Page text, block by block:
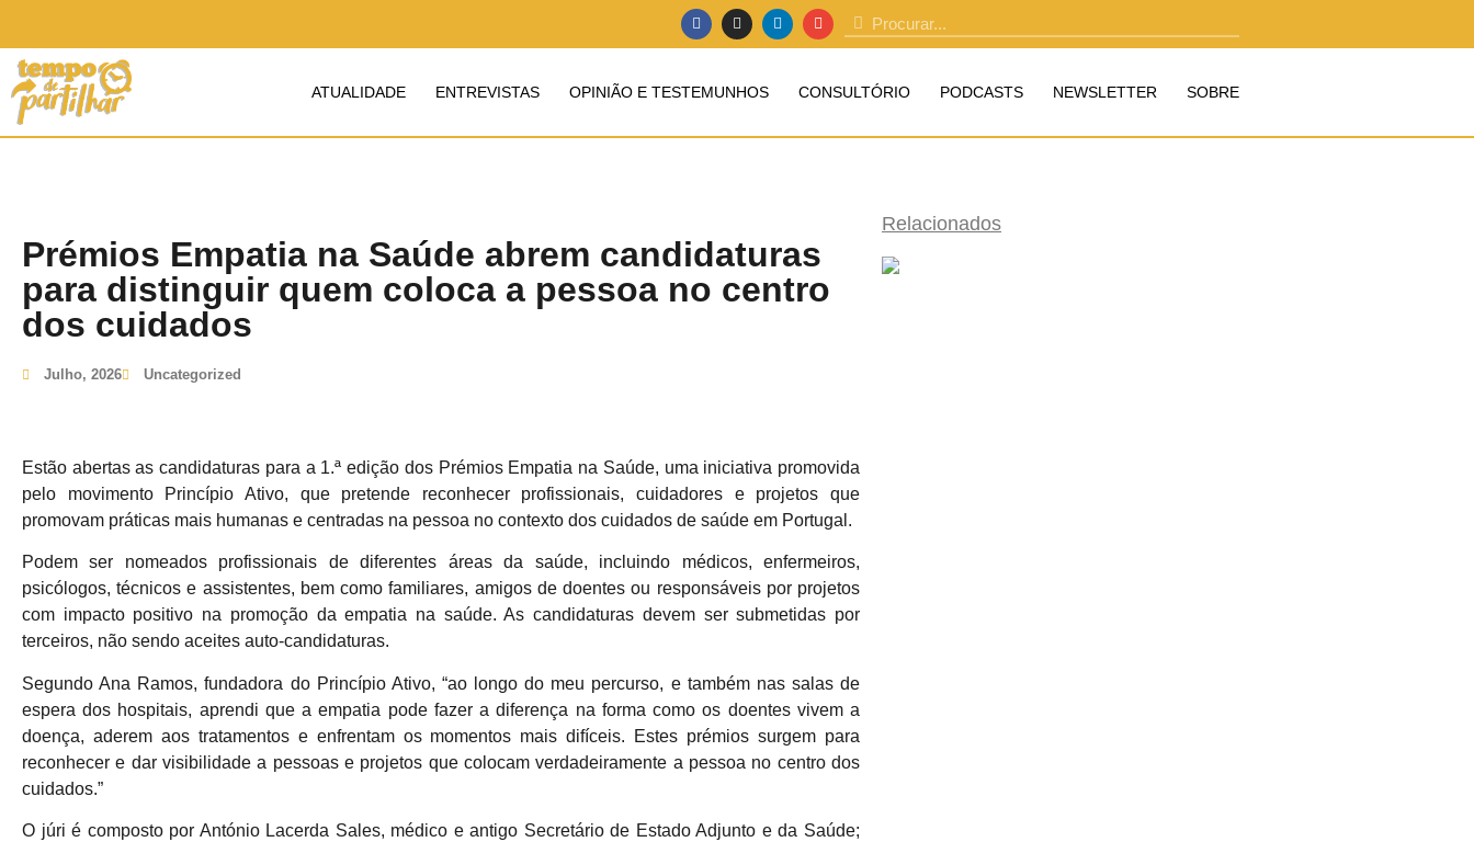
ATUALIDADE ENTREVISTAS OPINIÃO E TESTEMUNHOS CONSULTÓRIO PODCASTS NEWSLETTER SOBRE
Prémios Empatia na Saúde abrem candidaturas
para distinguir quem coloca a pessoa no centro
dos cuidados
Julho, 2026 Uncategorized
Estão abertas as candidaturas para a 1.ª edição dos Prémios Empatia na Saúde, uma iniciativa promovida
pelo movimento Princípio Ativo, que pretende reconhecer profissionais, cuidadores e projetos que
promovam práticas mais humanas e centradas na pessoa no contexto dos cuidados de saúde em Portugal.
Podem ser nomeados profissionais de diferentes áreas da saúde, incluindo médicos, enfermeiros,
psicólogos, técnicos e assistentes, bem como familiares, amigos de doentes ou responsáveis por projetos
com impacto positivo na promoção da empatia na saúde. As candidaturas devem ser submetidas por
terceiros, não sendo aceites auto-candidaturas.
Segundo Ana Ramos, fundadora do Princípio Ativo, “ao longo do meu percurso, e também nas salas de
espera dos hospitais, aprendi que a empatia pode fazer a diferença na forma como os doentes vivem a
doença, aderem aos tratamentos e enfrentam os momentos mais difíceis. Estes prémios surgem para
reconhecer e dar visibilidade a pessoas e projetos que colocam verdadeiramente a pessoa no centro dos
cuidados.”
O júri é composto por António Lacerda Sales, médico e antigo Secretário de Estado Adjunto e da Saúde;
Relacionados